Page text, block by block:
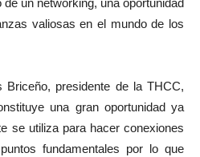
un networking, una oportunidad
valiosas en el mundo de los
Briceño, presidente de la THCC,
una gran oportunidad ya
se utiliza para hacer conexiones
fundamentales por lo que